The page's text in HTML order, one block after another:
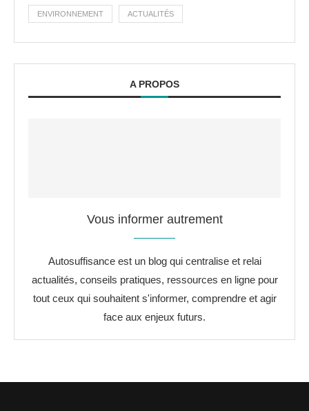
ENVIRONNEMENT ACTUALITÉS
A PROPOS
Vous informer autrement
Autosuffisance est un blog qui centralise et relai
actualités, conseils pratiques, ressources en ligne pour
tout ceux qui souhaitent s'informer, comprendre et agir
face aux enjeux futurs.